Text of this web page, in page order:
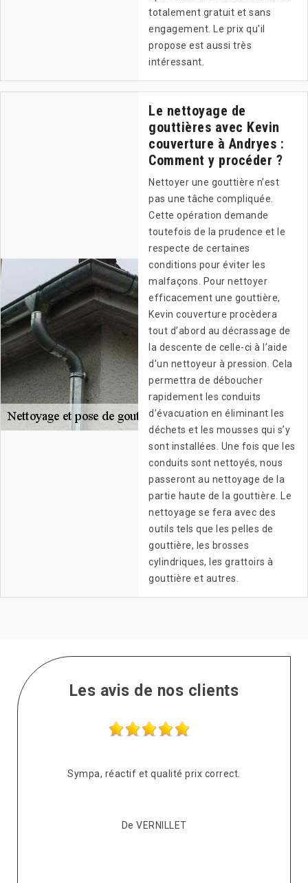
totalement gratuit et sans
engagement. Le prix qu'il
propose est aussi très
intéressant.
Le nettoyage de
gouttières avec Kevin
couverture à Andryes :
Comment y procéder ?
Nettoyer une gouttière n’est
pas une tâche compliquée.
Cette opération demande
toutefois de la prudence et le
respecte de certaines
conditions pour éviter les
malfaçons. Pour nettoyer
efficacement une gouttière,
Kevin couverture procèdera
tout d’abord au décrassage de
la descente de celle-ci à l’aide
d’un nettoyeur à pression. Cela
permettra de déboucher
rapidement les conduits
d’évacuation en éliminant les
déchets et les mousses qui s’y
sont installées. Une fois que les
conduits sont nettoyés, nous
passeront au nettoyage de la
partie haute de la gouttière. Le
nettoyage se fera avec des
outils tels que les pelles de
gouttière, les brosses
cylindriques, les grattoirs à
gouttière et autres.
Les avis de nos clients
Sympa, réactif et qualité prix correct.
De VERNILLET